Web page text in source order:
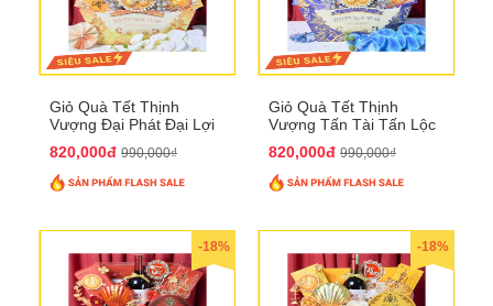
Giỏ Quà Tết Thịnh
Vượng Đại Phát Đại Lợi
820,000đ 990,000₫
Giỏ Quà Tết Thịnh
Vượng Tấn Tài Tấn Lộc
820,000đ 990,000₫
-18% -18%